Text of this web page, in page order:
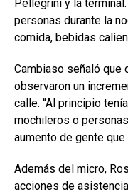
Pellegrini y la
personas durante la
comida, bebidas
Cambiaso señaló
observaron un
calle. “Al principio
mochileros o
aumento de gente que
Además del micro,
acciones de